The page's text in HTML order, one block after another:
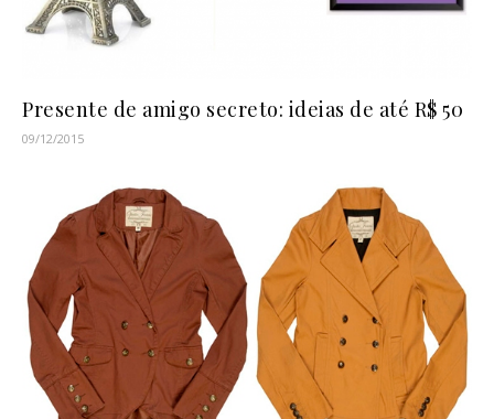
Presente de amigo secreto: ideias de até R$ 50
09/12/2015